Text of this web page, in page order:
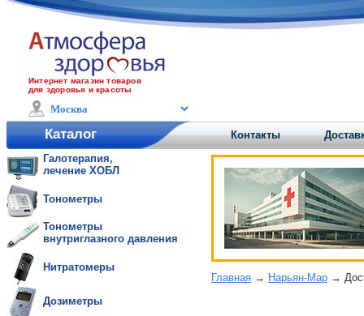
Интернет магазин товаров
для здоровья и красоты
Каталог Контакты
Галотерапия,
лечение ХОБЛ
Тонометры
Тонометры
внутриглазного давления
Нитратомеры
Дозиметры
Главная → Нарьян-Мар →